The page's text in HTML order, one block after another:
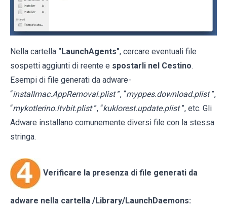
Nella cartella "LaunchAgents", cercare eventuali file
sospetti aggiunti di reente e spostarli nel Cestino.
Esempi di file generati da adware-
“installmac.AppRemoval.plist ”, “myppes.download.plist ”,
“mykotlerino.ltvbit.plist ”, “kuklorest.update.plist ”, etc. Gli
Adware installano comunemente diversi file con la stessa
stringa.
Verificare la presenza di file generati da
adware nella cartella /Library/LaunchDaemons: